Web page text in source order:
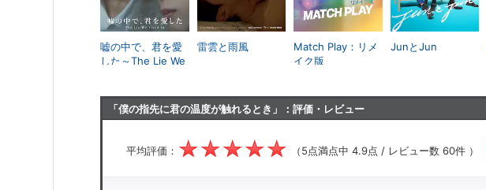
嘘の中で、君を愛
した～The Lie We
雷雲と雨風
Match Play：リメ
イク版
JunとJun
「僕の指先に君の温度が触れるとき」：評価・レビュー
平均評価： （5点満点中 4.9点 / レビュー数 60件 ）